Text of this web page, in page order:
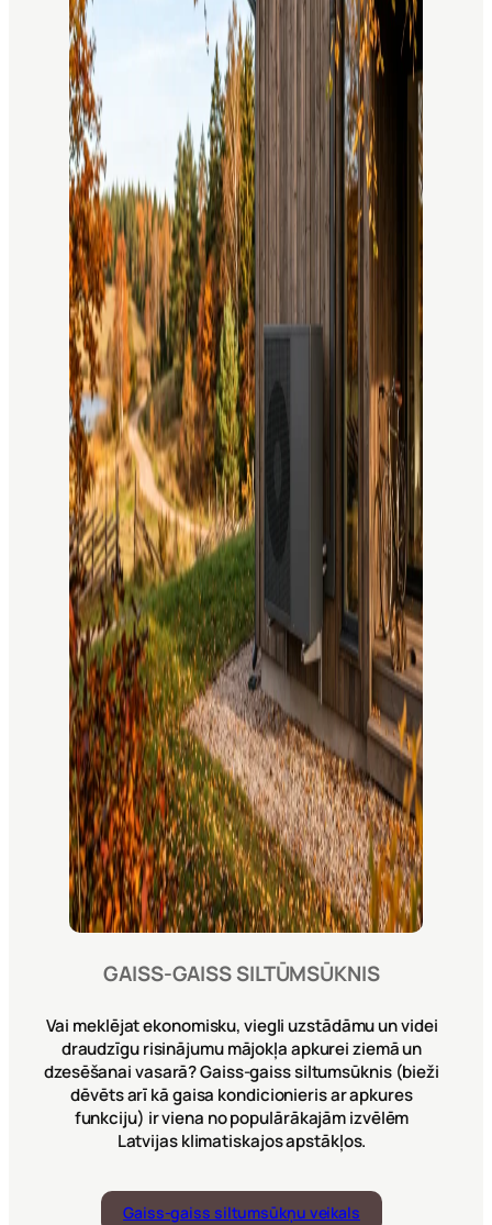
GAISS-GAISS SILTŪMSŪKNIS
Vai meklējat ekonomisku, viegli uzstādāmu un videi
draudzīgu risinājumu mājokļa apkurei ziemā un
dzesēšanai vasarā? Gaiss-gaiss siltumsūknis (bieži
dēvēts arī kā gaisa kondicionieris ar apkures
funkciju) ir viena no populārākajām izvēlēm
Latvijas klimatiskajos apstākļos.
Gaiss-gaiss siltumsūkņu veikals